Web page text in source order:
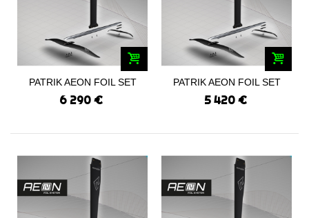
PATRIK AEON FOIL SET
PWA TI 375/550
6 290 €
PATRIK AEON FOIL SET
PWA ALU...
5 420 €